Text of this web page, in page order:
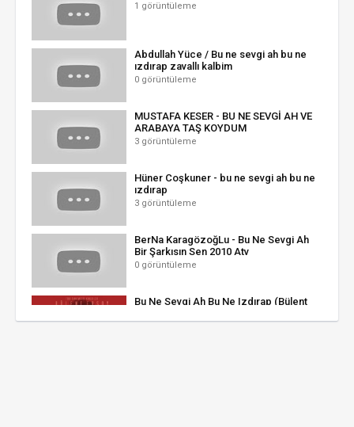
1 görüntüleme
Abdullah Yüce / Bu ne sevgi ah bu ne
ızdırap zavallı kalbim
0 görüntüleme
MUSTAFA KESER - BU NE SEVGİ AH VE
ARABAYA TAŞ KOYDUM
3 görüntüleme
Hüner Coşkuner - bu ne sevgi ah bu ne
ızdırap
3 görüntüleme
BerNa KaragözoğLu - Bu Ne Sevgi Ah
Bir Şarkısın Sen 2010 Atv
0 görüntüleme
Bu Ne Sevgi Ah Bu Ne Izdırap (Bülent
#bülentersoy